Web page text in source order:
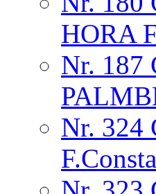
HORA
Nr. 187
Nr. 324